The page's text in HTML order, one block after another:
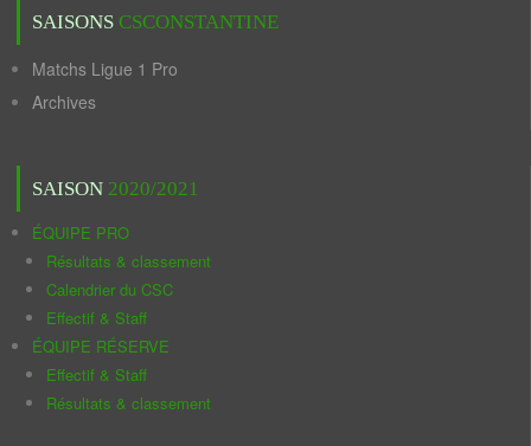
SAISONS CSCONSTANTINE
Matchs Ligue 1 Pro
Archives
SAISON 2020/2021
ÉQUIPE PRO
Résultats & classement
Calendrier du CSC
Effectif & Staff
ÉQUIPE RÉSERVE
Effectif & Staff
Résultats & classement